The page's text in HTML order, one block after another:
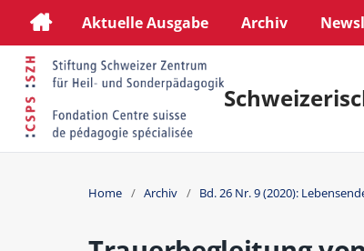
Aktuelle Ausgabe Archiv
Home / Archiv / Bd. 26 Nr. 9 (2020):